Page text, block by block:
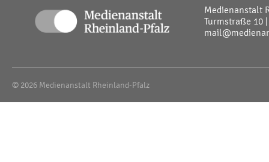
Medienanstalt
Turmstraße 10
© 2026 Medienanstalt Rheinland-Pfalz